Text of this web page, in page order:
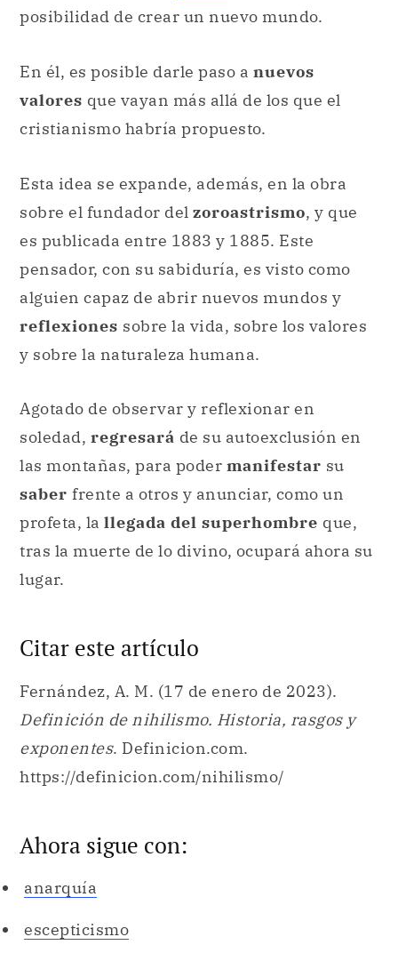
posibilidad de crear un nuevo mundo.
En él, es posible darle paso a nuevos
valores que vayan más allá de los que el
cristianismo habría propuesto.
Esta idea se expande, además, en la obra
sobre el fundador del zoroastrismo, y que
es publicada entre 1883 y 1885. Este
pensador, con su sabiduría, es visto como
alguien capaz de abrir nuevos mundos y
reflexiones sobre la vida, sobre los valores
y sobre la naturaleza humana.
Agotado de observar y reflexionar en
soledad, regresará de su autoexclusión en
las montañas, para poder manifestar su
saber frente a otros y anunciar, como un
profeta, la llegada del superhombre que,
tras la muerte de lo divino, ocupará ahora su
lugar.
Citar este artículo
Fernández, A. M. (17 de enero de 2023).
Definición de nihilismo. Historia, rasgos y
exponentes. Definicion.com.
https://definicion.com/nihilismo/
Ahora sigue con:
anarquía
escepticismo